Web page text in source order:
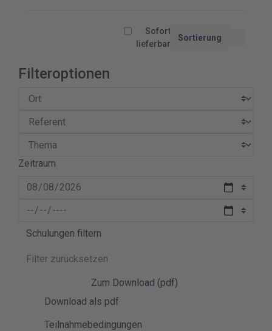
Sofort
lieferbar
Sortierung
Filteroptionen
Zeitraum
Schulungen filtern
Filter zurücksetzen
Zum Download (pdf)
Download als pdf
Teilnahmebedingungen